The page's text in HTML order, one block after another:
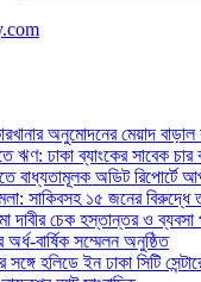
অনুমোদনের মেয়াদ বাড়াল
ঋণ: ঢাকা ব্যাংকের সাবেক চার
বাধ্যতামূলক অডিট
সাকিবসহ ১৫ জনের বিরুদ্ধে
দাবীর চেক হস্তান্তর ও ব্যবসা
অর্ধ-বার্ষিক সম্মেলন অনুষ্ঠিত
সঙ্গে হলিডে ইন ঢাকা সিটি